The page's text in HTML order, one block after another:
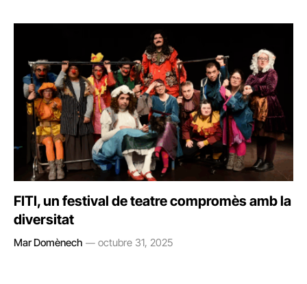
FITI, un festival de teatre compromès amb la
diversitat
Mar Domènech octubre 31, 2025